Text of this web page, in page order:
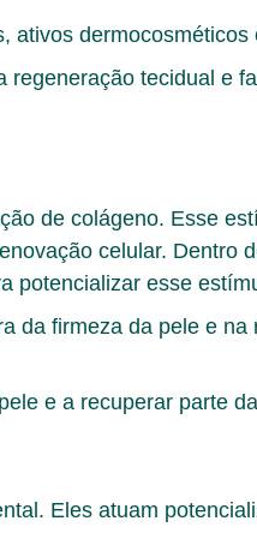
ativos
tecidual e
de colágeno. Esse
celular. Dentro
potencializar esse
da firmeza da pele e
e a recuperar parte
Eles atuam